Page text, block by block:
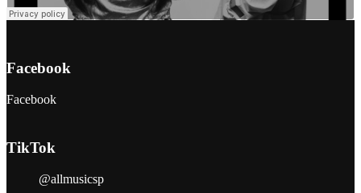
Facebook
Facebook
TikTok
@allmusicsp